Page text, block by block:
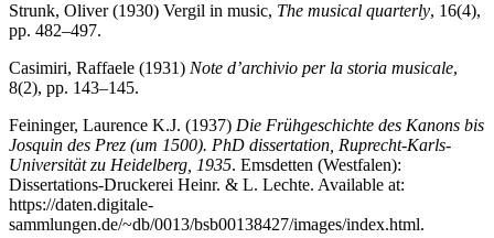
Strunk, Oliver (1930) Vergil in music, The musical quarterly, 16(4),
pp. 482–497.
Casimiri, Raffaele (1931) Note d’archivio per la storia musicale,
8(2), pp. 143–145.
Feininger, Laurence K.J. (1937) Die Frühgeschichte des Kanons bis
Josquin des Prez (um 1500). PhD dissertation, Ruprecht-Karls-
Universität zu Heidelberg, 1935. Emsdetten (Westfalen):
Dissertations-Druckerei Heinr. & L. Lechte. Available at:
https://daten.digitale-
sammlungen.de/~db/0013/bsb00138427/images/index.html.